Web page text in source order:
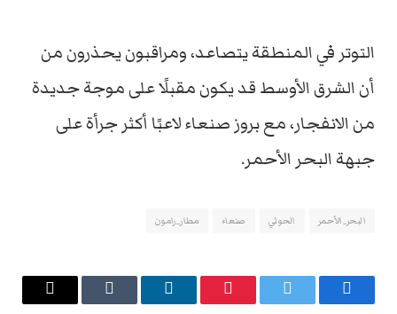
التوتر في المنطقة يتصاعد، ومراقبون يحذرون من
أن الشرق الأوسط قد يكون مقبلًا على موجة جديدة
من الانفجار، مع بروز صنعاء لاعبًا أكثر جرأة على
جبهة البحر الأحمر.
البحر_الأحمر الحوثي صنعاء مطار_رامون
فيسبوك تويتر بينتيريستلينكدإن Tumblr
البريد